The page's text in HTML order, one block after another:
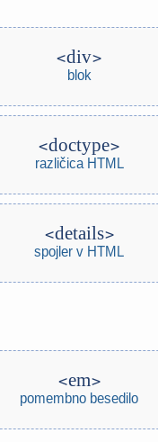
div
blok
doctype
različica HTML
details
spojler v HTML
em
pomembno besedilo